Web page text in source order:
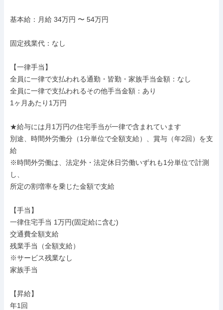
基本給：月給 34万円 〜 54万円
固定残業代：なし
【一律手当】
全員に一律で支払われる通勤・皆勤・家族手当金額：なし
全員に一律で支払われるその他手当金額：あり
1ヶ月あたり1万円
★給与には月1万円の住宅手当が一律で含まれています
別途、時間外労働分（1分単位で全額支給）、賞与（年2回）を支
給
※時間外労働は、法定外・法定休日労働いずれも1分単位で計測
し、
所定の割増率を乗じた金額で支給
【手当】
一律住宅手当 1万円(固定給に含む)
交通費全額支給
残業手当（全額支給）
※サービス残業なし
家族手当
【昇給】
年1回